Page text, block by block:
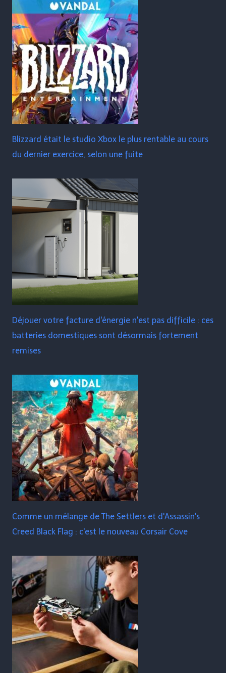
Blizzard était le studio Xbox le plus rentable au cours
du dernier exercice, selon une fuite
Déjouer votre facture d'énergie n'est pas difficile : ces
batteries domestiques sont désormais fortement
remises
Comme un mélange de The Settlers et d'Assassin's
Creed Black Flag : c'est le nouveau Corsair Cove